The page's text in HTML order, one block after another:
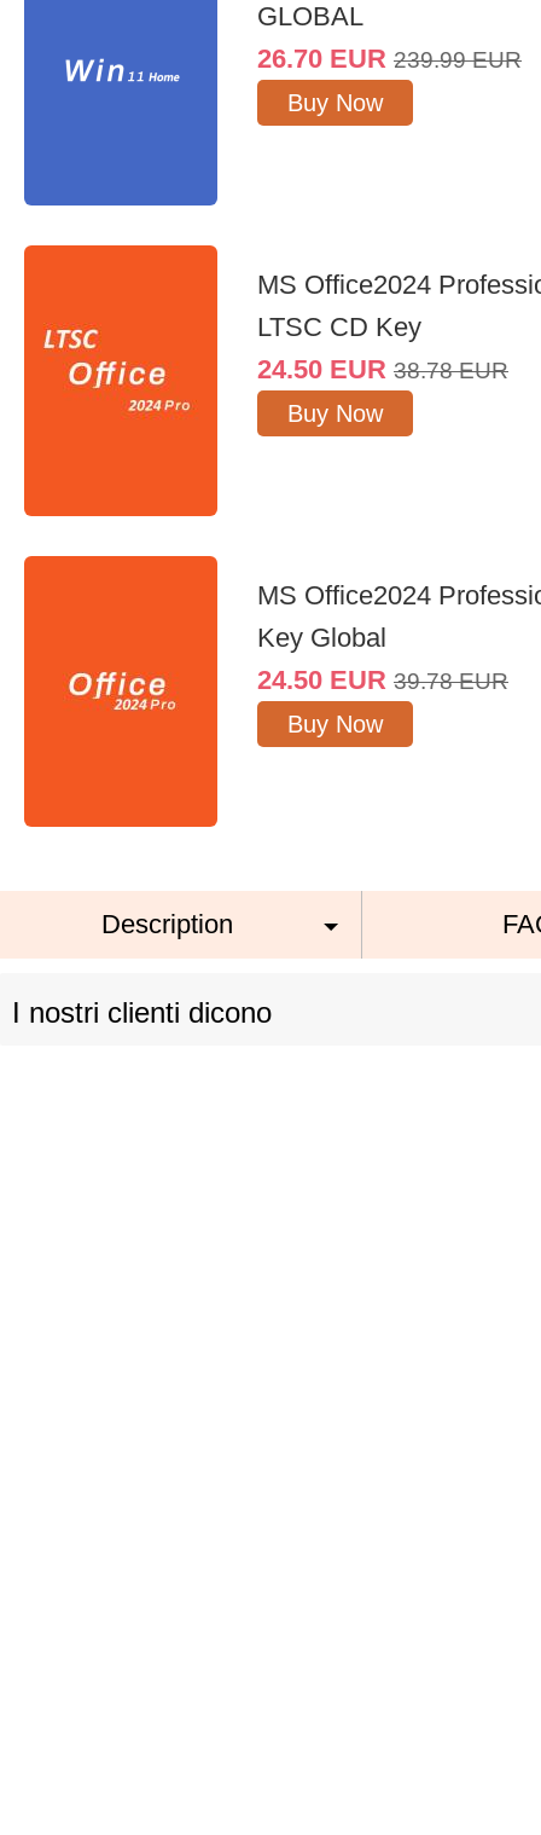
GLOBAL
26.70 EUR 239.99 EUR
Buy Now
MS Office2024
LTSC CD Key
24.50 EUR 38.78 EUR
Buy Now
MS Office2024
Key Global
24.50 EUR 39.78 EUR
Buy Now
Description
I nostri clienti dicono